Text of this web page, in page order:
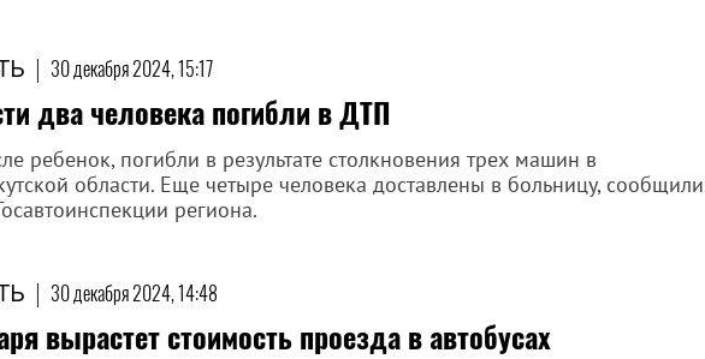
| 30 декабря 2024, 15:17
два человека погибли в ДТП
ребенок, погибли в результате столкновения трех машин в
области. Еще четыре человека доставлены в больницу, сообщили
региона.
| 30 декабря 2024, 14:48
вырастет стоимость проезда в автобусах